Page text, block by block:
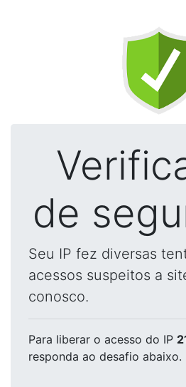
de
Seu IP fez diversas
acessos suspeitos a
conosco.
Para liberar o acesso do IP
responda ao desafio abaixo.